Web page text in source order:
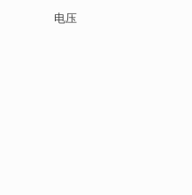
电压